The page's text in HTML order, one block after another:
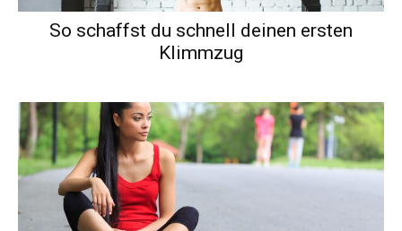
So schaffst du schnell deinen ersten
Klimmzug